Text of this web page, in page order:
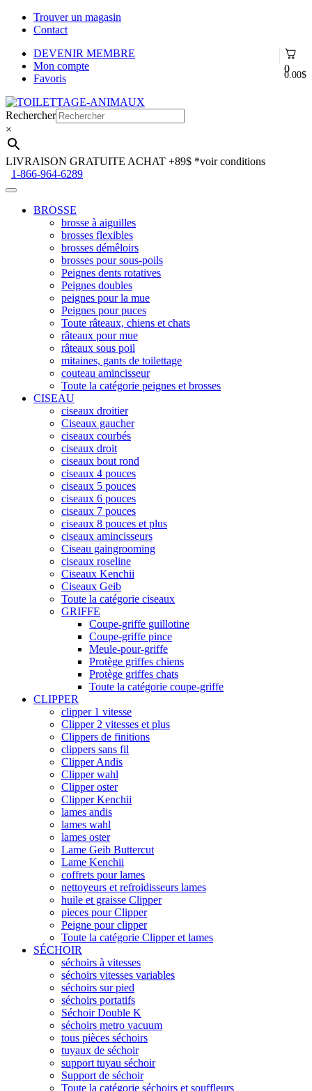
Trouver un magasin
Contact
0
0.00$
DEVENIR MEMBRE
Mon compte
Favoris
Aller
à
la
navigation
Aller
au
contenu
Rechercher
×
LIVRAISON GRATUITE ACHAT +89$ *voir conditions
1-866-964-6289
BROSSE
brosse à aiguilles
brosses flexibles
brosses démêloirs
brosses pour sous-poils
Peignes dents rotatives
Peignes doubles
peignes pour la mue
Peignes pour puces
Toute râteaux, chiens et chats
râteaux pour mue
râteaux sous poil
mitaines, gants de toilettage
couteau amincisseur
Toute la catégorie peignes et brosses
CISEAU
ciseaux droitier
Ciseaux gaucher
ciseaux courbés
ciseaux droit
ciseaux bout rond
ciseaux 4 pouces
ciseaux 5 pouces
ciseaux 6 pouces
ciseaux 7 pouces
ciseaux 8 pouces et plus
ciseaux amincisseurs
Ciseau gaingrooming
ciseaux roseline
Ciseaux Kenchii
Ciseaux Geib
Toute la catégorie ciseaux
GRIFFE
Coupe-griffe guillotine
Coupe-griffe pince
Meule-pour-griffe
Protège griffes chiens
Protège griffes chats
Toute la catégorie coupe-griffe
CLIPPER
clipper 1 vitesse
Clipper 2 vitesses et plus
Clippers de finitions
clippers sans fil
Clipper Andis
Clipper wahl
Clipper oster
Clipper Kenchii
lames andis
lames wahl
lames oster
Lame Geib Buttercut
Lame Kenchii
coffrets pour lames
nettoyeurs et refroidisseurs lames
huile et graisse Clipper
pieces pour Clipper
Peigne pour clipper
Toute la catégorie Clipper et lames
SÉCHOIR
séchoirs à vitesses
séchoirs vitesses variables
séchoirs sur pied
séchoirs portatifs
Séchoir Double K
séchoirs metro vacuum
tous pièces séchoirs
tuyaux de séchoir
support tuyau séchoir
Support de séchoir
Toute la catégorie séchoirs et souffleurs